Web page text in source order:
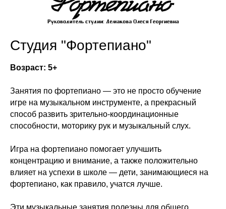
Студия "Фортепиано"
Возраст: 5+
Занятия по фортепиано — это не просто обучение
игре на музыкальном инструменте, а прекрасный
способ развить зрительно-координационные
способности, моторику рук и музыкальный слух.
Игра на фортепиано помогает улучшить
концентрацию и внимание, а также положительно
влияет на успехи в школе — дети, занимающиеся на
фортепиано, как правило, учатся лучше.